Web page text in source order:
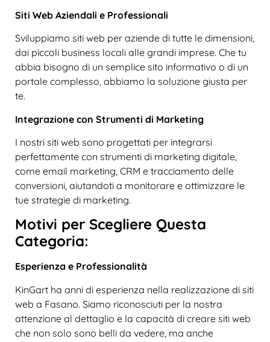
Siti Web Aziendali e Professionali
Sviluppiamo siti web per aziende di tutte le dimensioni,
dai piccoli business locali alle grandi imprese. Che tu
abbia bisogno di un semplice sito informativo o di un
portale complesso, abbiamo la soluzione giusta per
te.
Integrazione con Strumenti di Marketing
I nostri siti web sono progettati per integrarsi
perfettamente con strumenti di marketing digitale,
come email marketing, CRM e tracciamento delle
conversioni, aiutandoti a monitorare e ottimizzare le
tue strategie di marketing.
Motivi per Scegliere Questa
Categoria:
Esperienza e Professionalità
KinGart ha anni di esperienza nella realizzazione di siti
web a Fasano. Siamo riconosciuti per la nostra
attenzione al dettaglio e la capacità di creare siti web
che non solo sono belli da vedere, ma anche